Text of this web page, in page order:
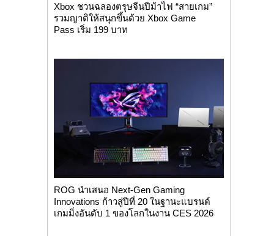
Xbox ชวนฉลองตรุษจีนปีม้าไฟ “สายเกม”
รวมญาติให้สนุกขึ้นด้วย Xbox Game
Pass เริ่ม 199 บาท
ROG นำเสนอ Next-Gen Gaming
Innovations ก้าวสู่ปีที่ 20 ในฐานะแบรนด์
เกมมิ่งอันดับ 1 ของโลกในงาน CES 2026